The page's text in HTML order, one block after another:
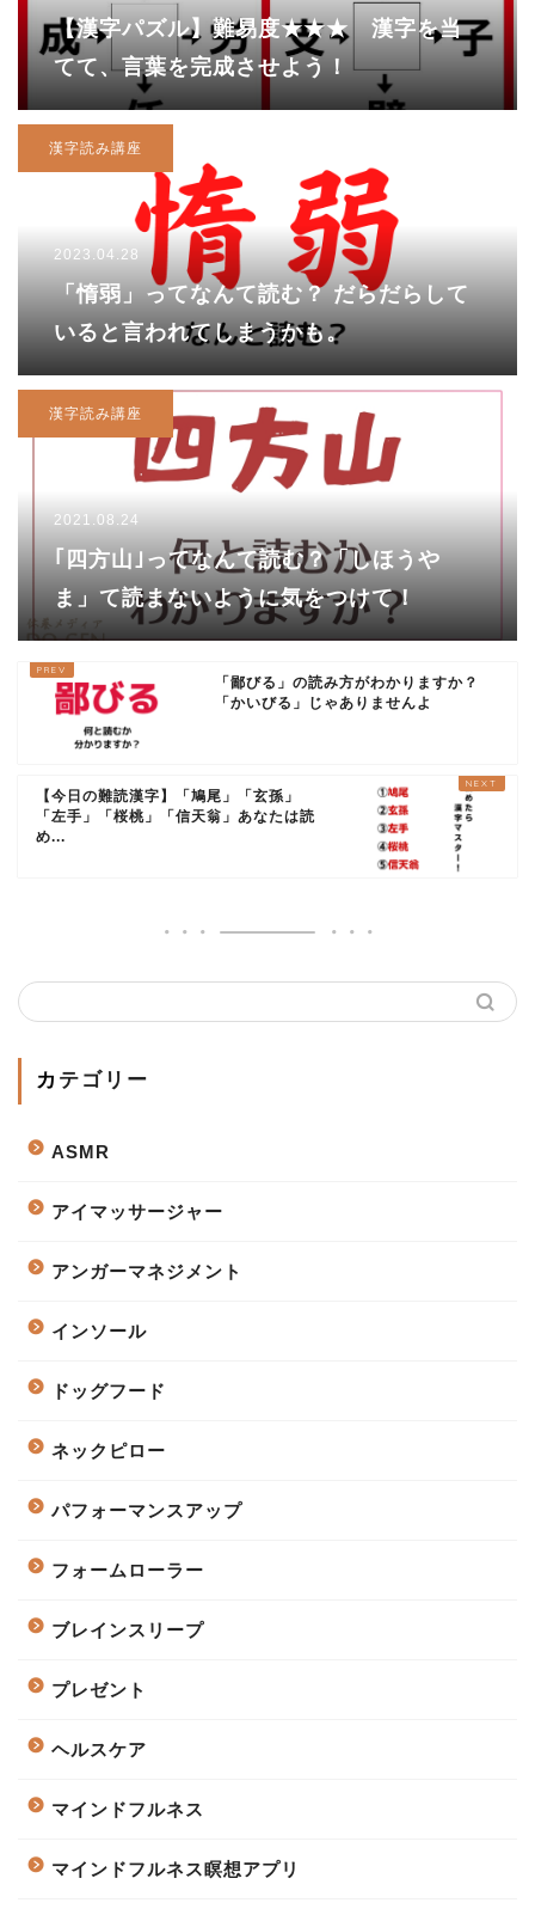
【漢字パズル】難易度★★★ 漢字を当
てて、言葉を完成させよう！
漢字読み講座
2023.04.28
「惰弱」ってなんて読む？ だらだらして
いると言われてしまうかも。
漢字読み講座
2021.08.24
｢四方山｣ってなんて読む？「しほうや
ま」て読まないように気をつけて！
「鄙びる」の読み方がわかりますか？
「かいびる」じゃありませんよ
【今日の難読漢字】「鳩尾」「玄孫」
「左手」「桜桃」「信天翁」あなたは読
め...
カテゴリー
ASMR
アイマッサージャー
アンガーマネジメント
インソール
ドッグフード
ネックピロー
パフォーマンスアップ
フォームローラー
ブレインスリープ
プレゼント
ヘルスケア
マインドフルネス
マインドフルネス瞑想アプリ